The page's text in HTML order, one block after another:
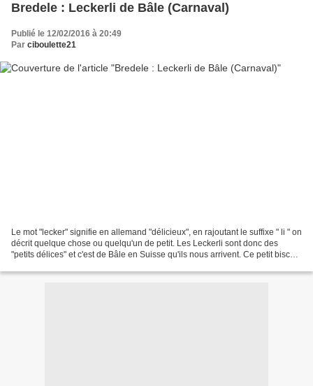
Bredele : Leckerli de Bâle (Carnaval)
Publié le 12/02/2016 à 20:49
Par ciboulette21
Le mot "lecker" signifie en allemand "délicieux", en rajoutant le suffixe " li " on
décrit quelque chose ou quelqu'un de petit. Les Leckerli sont donc des
"petits délices" et c'est de Bâle en Suisse qu'ils nous arrivent. Ce petit biscuit